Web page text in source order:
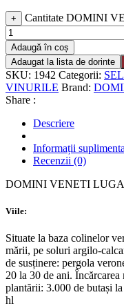
+ Cantitate DOMINI
Adaugă în coș
Adaugat la lista de dorinte
SKU: 1942 Categorii:
VINURILE Brand:
Share :
Descriere
Informații
Recenzii (0)
DOMINI VENETI
Viile:
Situate la baza colinelor
mării, pe soluri argilo-
de susținere: pergola
20 la 30 de ani.
plantării: 3.000 de butași
hl